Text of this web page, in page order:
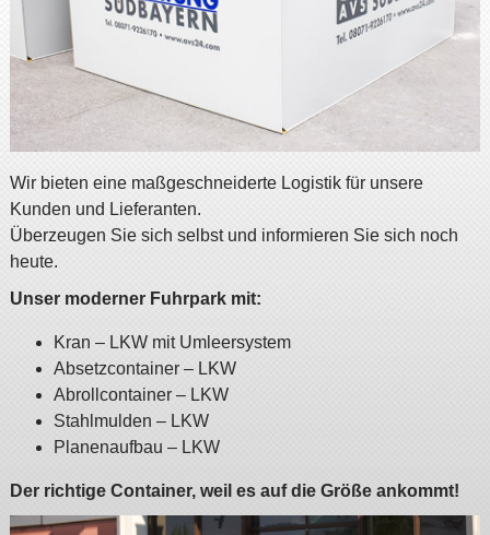
Wir bieten eine maßgeschneiderte Logistik für unsere
Kunden und Lieferanten.
Überzeugen Sie sich selbst und informieren Sie sich noch
heute.
Unser moderner Fuhrpark mit:
Kran – LKW mit Umleersystem
Absetzcontainer – LKW
Abrollcontainer – LKW
Stahlmulden – LKW
Planenaufbau – LKW
Der richtige Container, weil es auf die Größe ankommt!